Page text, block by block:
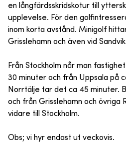
en långfärdsskridskotur till
upplevelse. För den
inom korta avstånd. Minigolf
Grisslehamn och även vid
Från Stockholm når man
30 minuter och från Uppsala på
Norrtälje tar det ca 45 minuter.
och från Grisslehamn och övriga
vidare till Stockholm.
Obs; vi hyr endast ut veckovis.